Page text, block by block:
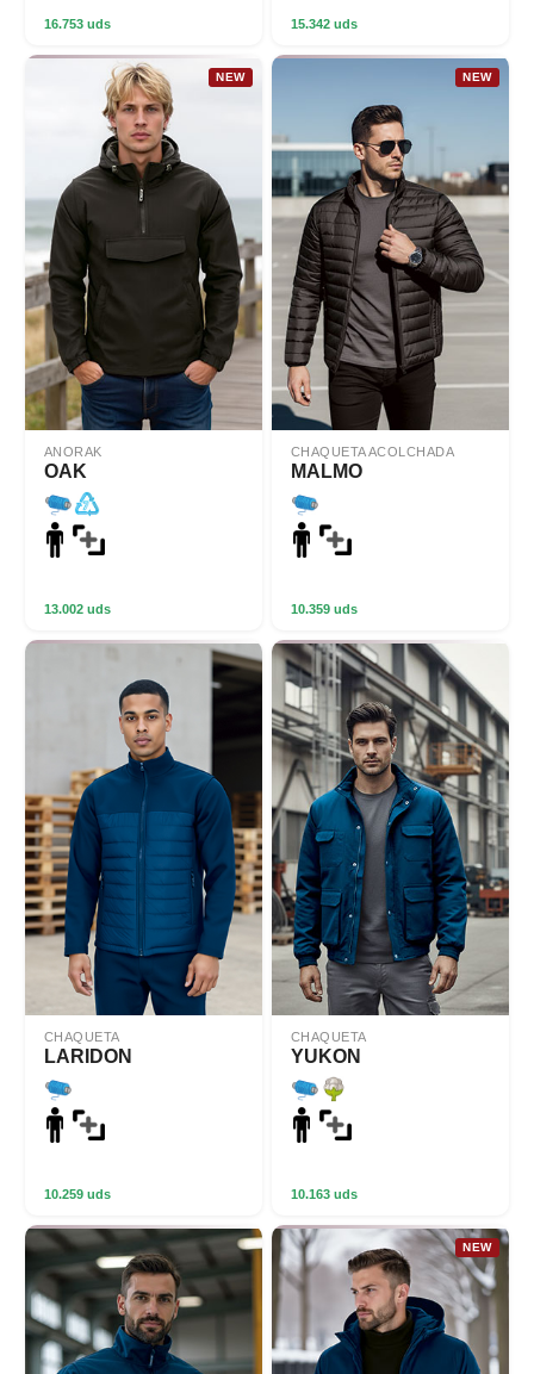
16.753 uds 15.342 uds
NEW
ANORAK
OAK
13.002 uds
NEW
CHAQUETA ACOLCHADA
MALMO
10.359 uds
CHAQUETA
LARIDON
10.259 uds
CHAQUETA
YUKON
10.163 uds
NEW